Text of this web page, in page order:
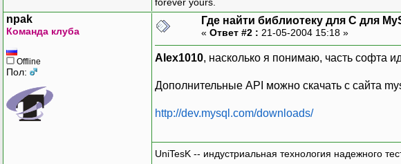
forever yours.
npak
Команда клуба
Offline
Пол:
Где найти библиотеку для C для
« Ответ #2 : 21-05-2004 15:18 »
Alex1010, насколько я понимаю, часть софта
Дополнительные API можно скачать с сайта
http://dev.mysql.com/downloads/
UniTesK -- индустриальная технология надежного